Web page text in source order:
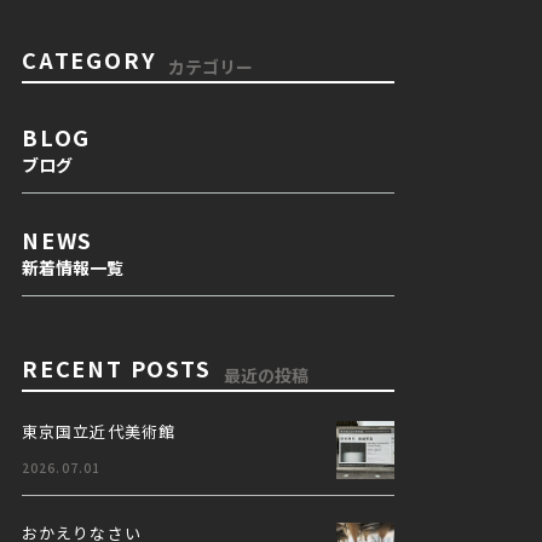
CATEGORY カテゴリー
BLOG
ブログ
NEWS
新着情報一覧
RECENT POSTS 最近の投稿
東京国立近代美術館
2026.07.01
おかえりなさい